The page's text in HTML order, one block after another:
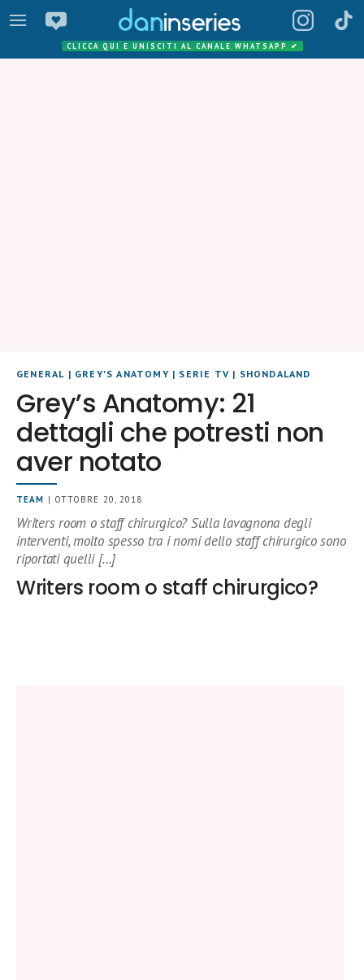
CLICCA QUI E UNISCITI AL CANALE WHATSAPP ✔
GENERAL | GREY'S ANATOMY| SERIE TV | SHONDALAND
Grey’s Anatomy: 21
dettagli che potresti non
aver notato
TEAM | OTTOBRE 20, 2018
Writers room o staff chirurgico? Sulla lavagnona degli
interventi, molto spesso tra i nomi dello staff chirurgico sono
riportati quelli […]
Writers room o staff chirurgico?